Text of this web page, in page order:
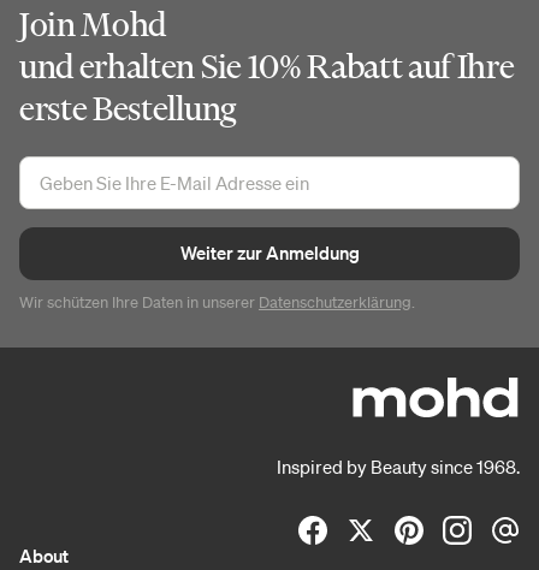
Join Mohd
und erhalten Sie 10% Rabatt auf Ihre
erste Bestellung
Weiter zur Anmeldung
Wir schützen Ihre Daten in unserer Datenschutzerklärung.
Inspired by Beauty since 1968.
About